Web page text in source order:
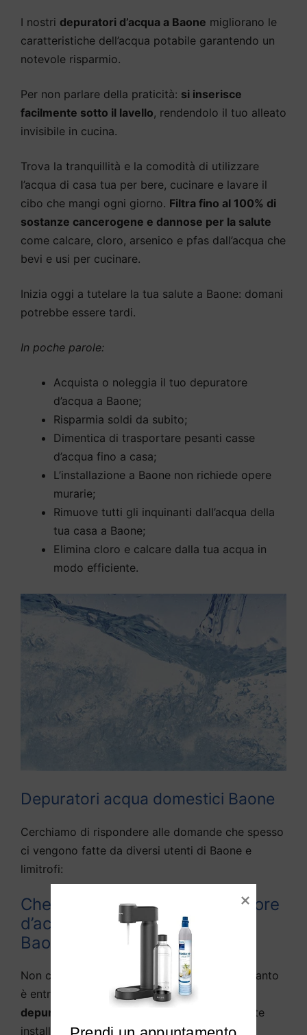
I nostri depuratori d’acqua a Baone migliorano le
caratteristiche dell’acqua potabile garantendo un
notevole risparmio.
Per non parlare della praticità: si inserisce
facilmente sotto il lavello, rendendolo il tuo alleato
invisibile in cucina.
Trova la tranquillità e la comodità di utilizzare
l’acqua di casa tua per bere, cucinare e lavare il
cibo che mangi ogni giorno. Filtra fino al 100% di
sostanze cancerogene e dannose per la salute
come calcare, cloro, arsenico e pfas dall’acqua che
bevi e usi per cucinare.
Inizia oggi a tutelare la tua salute a Baone: domani
potrebbe essere tardi.
In poche parole:
Acquista o noleggia il tuo depuratore
d’acqua a Baone;
Risparmia soldi da subito;
Dimentica di trasportare pesanti casse
d’acqua fino a casa;
L’installazione a Baone non richiede opere
murarie;
Rimuove tutti gli inquinanti dall’acqua della
tua casa a Baone;
Elimina cloro e calcare dalla tua acqua in
modo efficiente.
Depuratori acqua domestici Baone
Cerchiamo di rispondere alle domande che spesso
ci vengono fatte da diversi utenti di Baone e
limitrofi:
Che differenza c’è tra depuratore
d’acqua e purificato d’acqua a
Baone?
Non c’è praticamente alcuna differenza, in quanto
è entrata nella lingua parlata la definizione di
depuratore d’acqua
come sistema solitamente
installato sotto il lavello della cucina.